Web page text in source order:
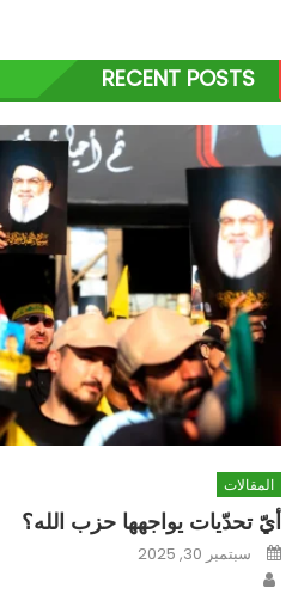
RECENT POSTS
المقالات
أيّ تحدّيات يواجهها حزب الله؟
Posted
onسبتمبر 30, 2025